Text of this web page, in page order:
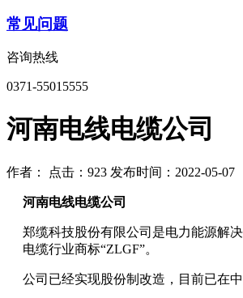
常见问题
咨询热线
0371-55015555
河南电线电缆公司
作者： 点击：923 发布时间：2022-05-07
河南电线电缆公司
郑缆科技股份有限公司是电力能源解
电缆行业商标“ZLGF”。
公司已经实现股份制改造，目前已在